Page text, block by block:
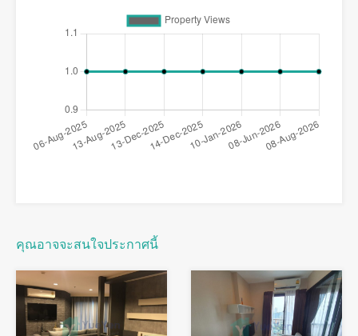
คุณอาจจะสนใจประกาศนี้